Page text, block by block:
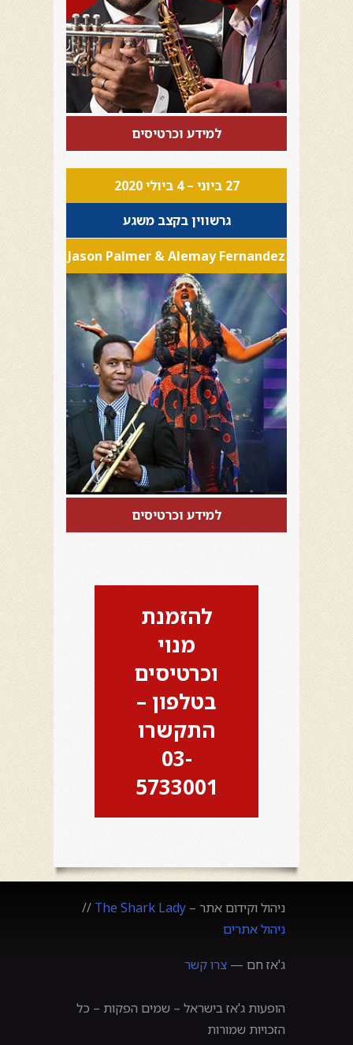
למידע וכרטיסים
27 ביוני – 4 ביולי 2020
גרשווין בקצב משגע
Jason Palmer & Alemay Fernandez
למידע וכרטיסים
להזמנת
מנוי
וכרטיסים
בטלפון –
התקשרו
03-
5733001
ניהול וקידום אתר – The Shark Lady
//
ניהול אתרים
ג'אז חם — צרו קשר
הופעות ג'אז בישראל – שמים הפקות – כל
הזכויות שמורות